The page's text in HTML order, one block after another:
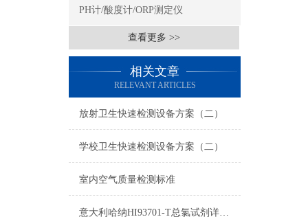
PH计/酸度计/ORP测定仪
查看更多 >>
相关文章
RELEVANT ARTICLES
放射卫生快速检测设备方案（二）
学校卫生快速检测设备方案（二）
室内空气质量检测标准
意大利哈纳HI93701-T总氯试剂详细参数及测量原理